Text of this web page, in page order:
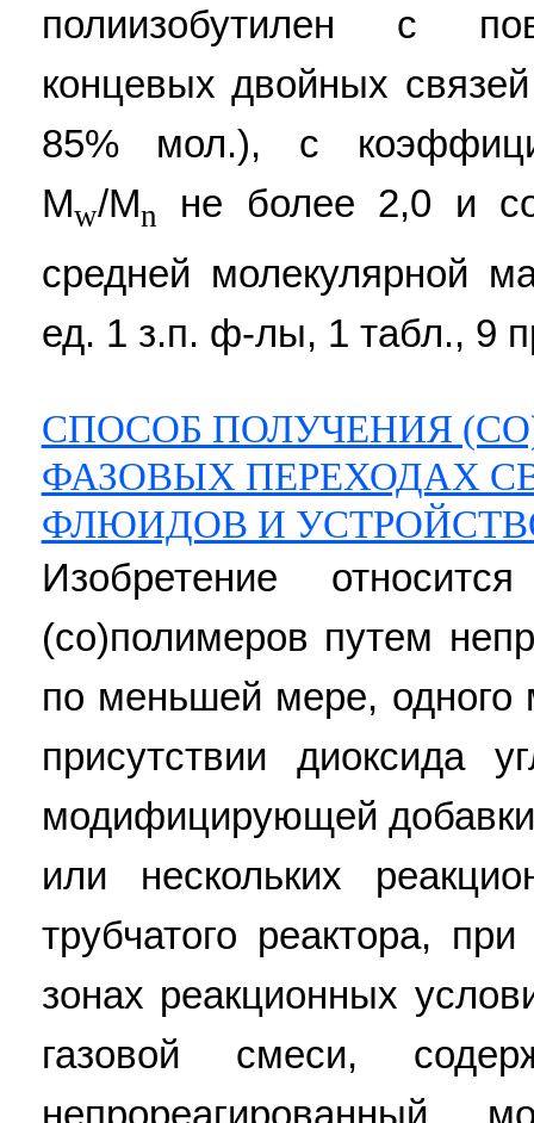
полиизобутилен с
концевых двойных
85% мол.), с
Mw/Mn
не более 2,0 и
средней молекулярной
ед. 1 з.п. ф-лы, 1 табл., 9
СПОСОБ ПОЛУЧЕНИЯ
ФАЗОВЫХ ПЕРЕХОДАХ
ФЛЮИДОВ И
Изобретение
(со)полимеров путем
по меньшей мере,
присутствии диоксида
модифицирующей
или нескольких
трубчатого реактора,
зонах реакционных
газовой смеси,
непрореагированный